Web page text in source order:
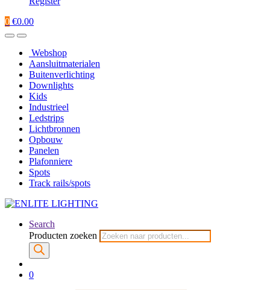
0 €0.00
Webshop
Aansluitmaterialen
Buitenverlichting
Downlights
Kids
Industrieel
Ledstrips
Lichtbronnen
Opbouw
Panelen
Plafonniere
Spots
Track rails/spots
Search
Producten zoeken
0